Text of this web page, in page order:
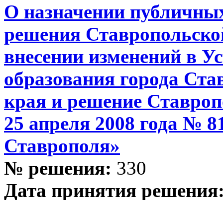
О назначении
решения
внесении изменений в
образования города
края и решение
25 апреля 2008 года №
Ставрополя»
№ решения: 330
Дата принятия